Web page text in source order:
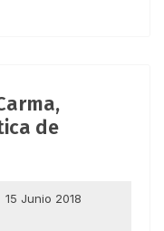
de
15 Junio 2018